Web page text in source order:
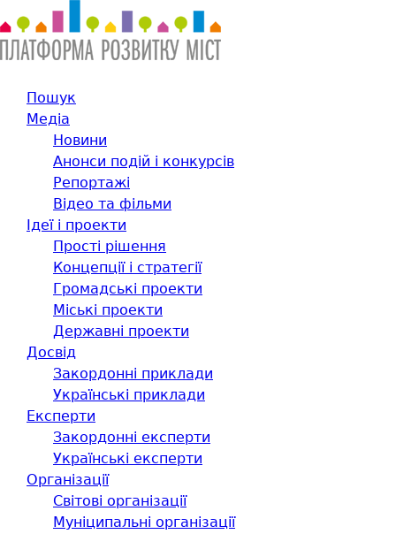
Пошук
Медіа
Новини
Анонси подій і конкурсів
Репортажі
Відео та фільми
Ідеї і проекти
Прості рішення
Концепції і стратегії
Громадські проекти
Міські проекти
Державні проекти
Досвід
Закордонні приклади
Українські приклади
Експерти
Закордонні експерти
Українські експерти
Організації
Світові організації
Муніципальні організації